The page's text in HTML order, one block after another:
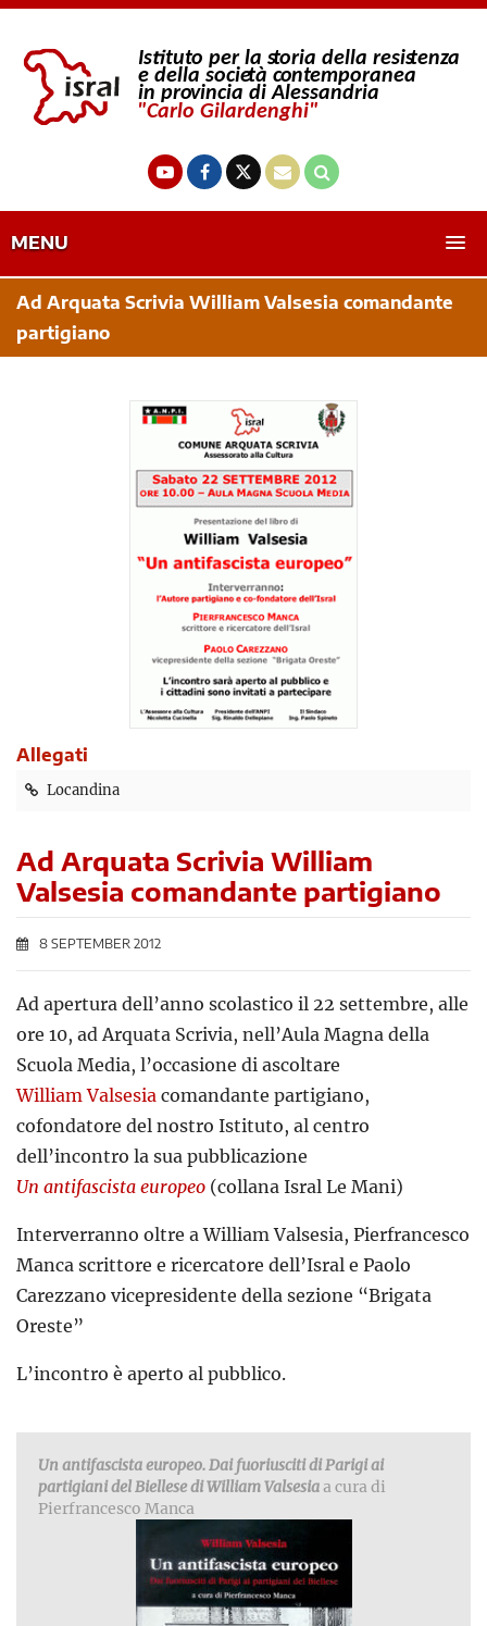
MENU
Ad Arquata Scrivia William Valsesia comandante
partigiano
Allegati
Locandina
Ad Arquata Scrivia William
Valsesia comandante partigiano
8 SEPTEMBER 2012
Ad apertura dell’anno scolastico il 22 settembre, alle
ore 10, ad Arquata Scrivia, nell’Aula Magna della
Scuola Media, l’occasione di ascoltare
William Valsesia comandante partigiano,
cofondatore del nostro Istituto, al centro
dell’incontro la sua pubblicazione
Un antifascista europeo (collana Isral Le Mani)
Interverranno oltre a William Valsesia, Pierfrancesco
Manca scrittore e ricercatore dell’Isral e Paolo
Carezzano vicepresidente della sezione “Brigata
Oreste”
L’incontro è aperto al pubblico.
Un antifascista europeo. Dai fuoriusciti di Parigi ai
partigiani del Biellesedi William Valsesiaa cura di
Pierfrancesco Manca